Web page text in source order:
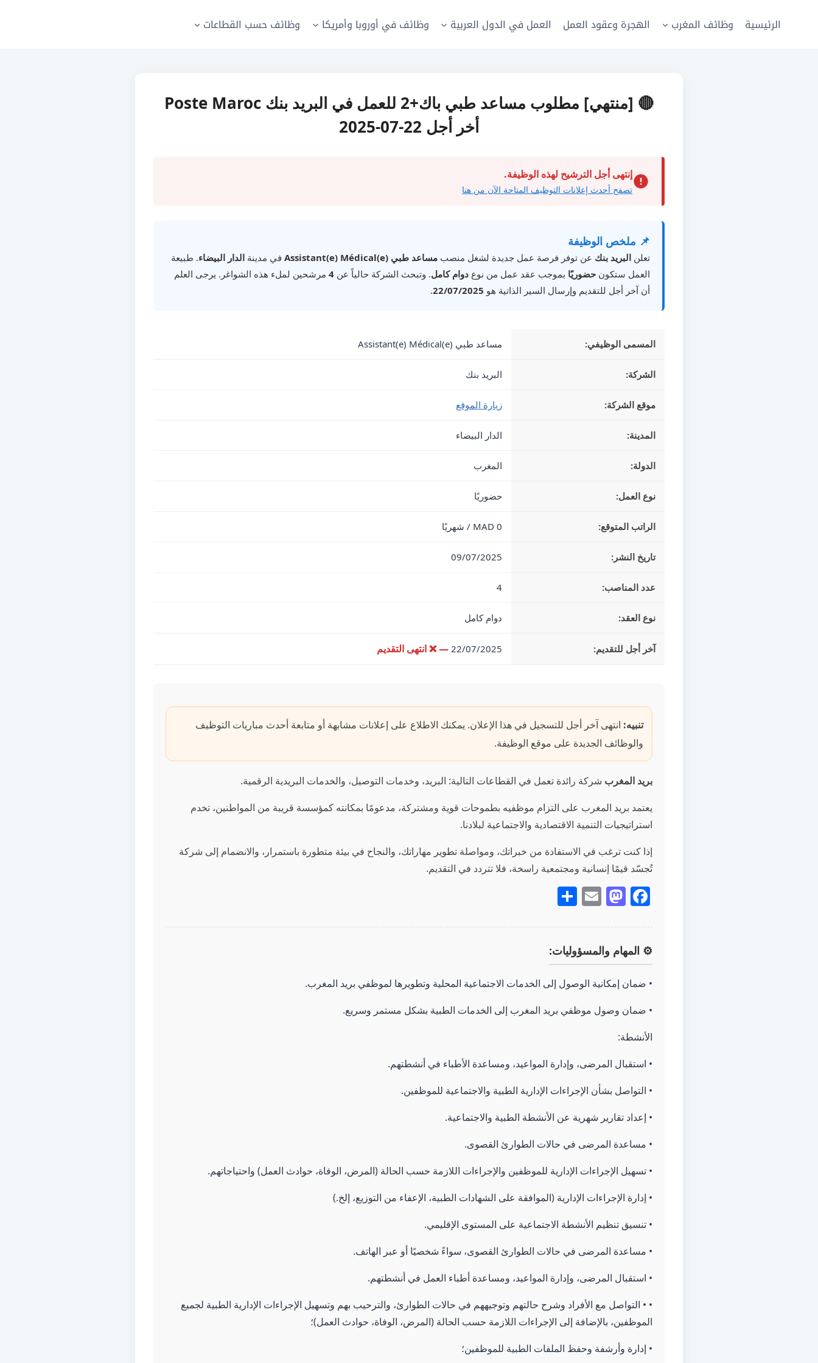
الرئيسية وظائف المغرب الهجرة وعقود العمل العمل في الدول العربية وظائف في أوروبا وأمريكا وظائف حسب القطاعات
🔴 [منتهي] مطلوب مساعد طبي باك+2 للعمل في البريد بنك Poste Maroc
أخر أجل 22-07-2025
إنتهى أجل الترشيح لهذه الوظيفة.
تصفح أحدث إعلانات التوظيف المتاحة الآن من هنا
📌 ملخص الوظيفة
تعلن البريد بنك عن توفر فرصة عمل جديدة لشغل منصب مساعد طبي Assistant(e) Médical(e) في مدينة الدار البيضاء. طبيعة
العمل ستكون حضوريًا بموجب عقد عمل من نوع دوام كامل. وتبحث الشركة حالياً عن 4 مرشحين لملء هذه الشواغر. يرجى العلم
أن آخر أجل للتقديم وإرسال السير الذاتية هو 22/07/2025
.
المسمى الوظيفي: مساعد طبي Assistant(e) Médical(e)
الشركة: البريد بنك
موقع الشركة: زيارة الموقع
المدينة: الدار البيضاء
الدولة: المغرب
نوع العمل: حضوريًا
الراتب المتوقع: 0 MAD / شهريًا
تاريخ النشر: 09/07/2025
عدد المناصب: 4
نوع العقد: دوام كامل
آخر أجل للتقديم: 22/07/2025 — ❌ انتهى التقديم
تنبيه: انتهى آخر أجل للتسجيل في هذا الإعلان. يمكنك الاطلاع على إعلانات مشابهة أو متابعة أحدث مباريات التوظيف
والوظائف الجديدة على موقع الوظيفة.
بريد المغرب شركة رائدة تعمل في القطاعات التالية: البريد، وخدمات التوصيل، والخدمات البريدية الرقمية.
يعتمد بريد المغرب على التزام موظفيه بطموحات قوية ومشتركة، مدعومًا بمكانته كمؤسسة قريبة من المواطنين، تخدم
استراتيجيات التنمية الاقتصادية والاجتماعية لبلادنا.
إذا كنت ترغب في الاستفادة من خبراتك، ومواصلة تطوير مهاراتك، والنجاح في بيئة متطورة باستمرار، والانضمام إلى شركة
تُجسّد قيمًا إنسانية ومجتمعية راسخة، فلا تتردد في التقديم.
Facebook
Mastodon
Email
⚙️ المهام والمسؤوليات:
• ضمان إمكانية الوصول إلى الخدمات الاجتماعية المحلية وتطويرها لموظفي بريد المغرب.
• ضمان وصول موظفي بريد المغرب إلى الخدمات الطبية بشكل مستمر وسريع.
الأنشطة:
• استقبال المرضى، وإدارة المواعيد، ومساعدة الأطباء في أنشطتهم.
• التواصل بشأن الإجراءات الإدارية الطبية والاجتماعية للموظفين.
• إعداد تقارير شهرية عن الأنشطة الطبية والاجتماعية.
• مساعدة المرضى في حالات الطوارئ القصوى.
• تسهيل الإجراءات الإدارية للموظفين والإجراءات اللازمة حسب الحالة (المرض، الوفاة، حوادث العمل) واحتياجاتهم.
• إدارة الإجراءات الإدارية (الموافقة على الشهادات الطبية، الإعفاء من التوزيع، إلخ.)
• تنسيق تنظيم الأنشطة الاجتماعية على المستوى الإقليمي.
• مساعدة المرضى في حالات الطوارئ القصوى، سواءً شخصيًا أو عبر الهاتف.
• استقبال المرضى، وإدارة المواعيد، ومساعدة أطباء العمل في أنشطتهم.
• • التواصل مع الأفراد وشرح حالتهم وتوجيههم في حالات الطوارئ، والترحيب بهم وتسهيل الإجراءات الإدارية الطبية لجميع
الموظفين، بالإضافة إلى الإجراءات اللازمة حسب الحالة (المرض، الوفاة، حوادث العمل)؛
• إدارة وأرشفة وحفظ الملفات الطبية للموظفين؛